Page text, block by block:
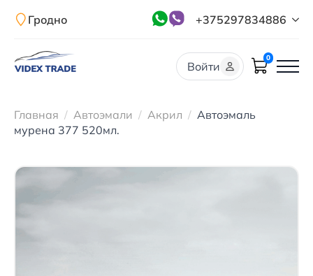
Гродно +375297834886
Войти
0
Главная Автоэмали Акрил
Автоэмаль
мурена 377 520мл.